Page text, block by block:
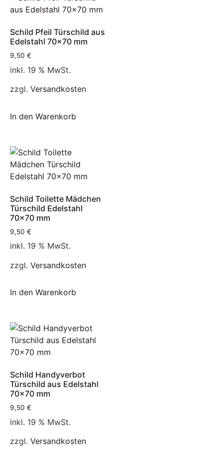
Schild Pfeil Türschild aus
Edelstahl 70×70 mm
9,50 €
inkl. 19 % MwSt.
zzgl. Versandkosten
In den Warenkorb
Schild Toilette Mädchen
Türschild Edelstahl
70×70 mm
9,50 €
inkl. 19 % MwSt.
zzgl. Versandkosten
In den Warenkorb
Schild Handyverbot
Türschild aus Edelstahl
70×70 mm
9,50 €
inkl. 19 % MwSt.
zzgl. Versandkosten